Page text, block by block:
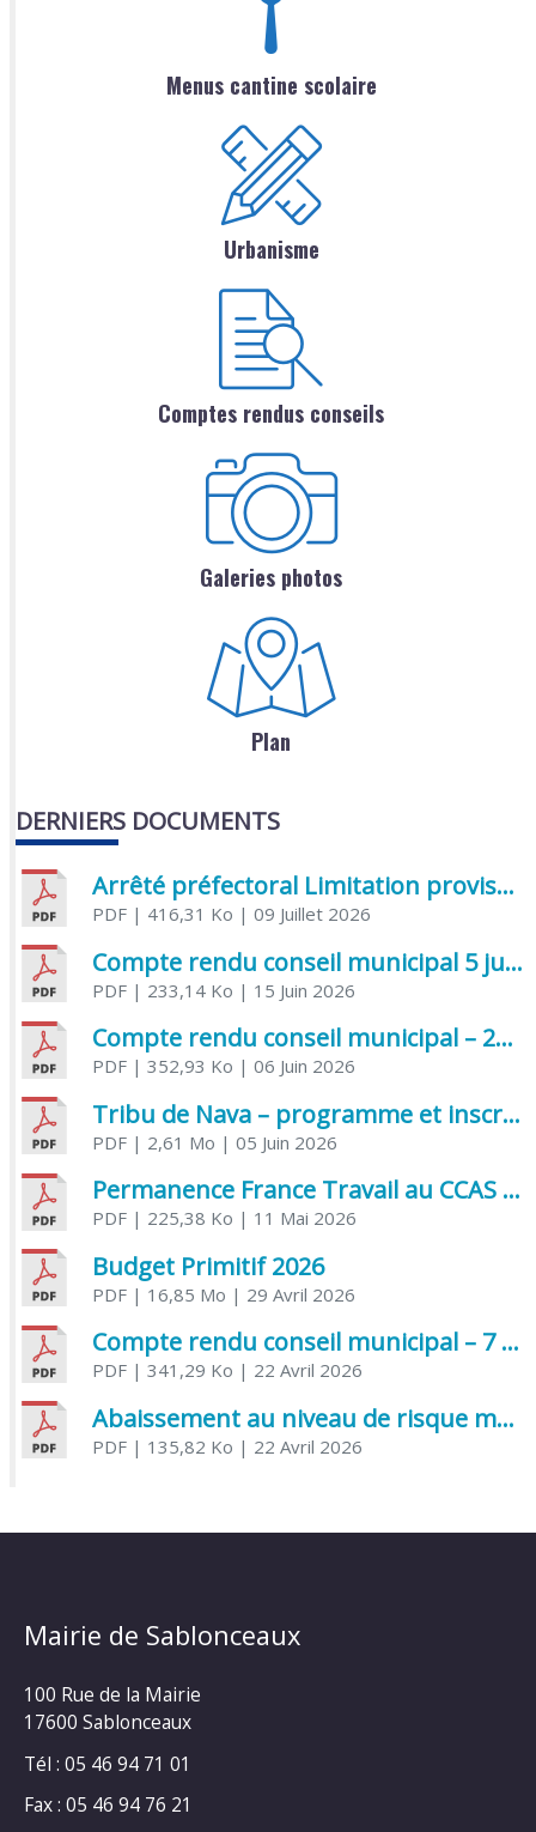
Menus cantine scolaire
Urbanisme
Comptes rendus conseils
Galeries photos
Plan
DERNIERS DOCUMENTS
Arrêté préfectoral Limitation provisoire des usages de l’eau
PDF| 416,31 Ko | 09 Juillet 2026
Compte rendu conseil municipal 5 juin 2026 sénatoriale
PDF| 233,14 Ko | 15 Juin 2026
Compte rendu conseil municipal – 21 avril 2026
PDF| 352,93 Ko | 06 Juin 2026
Tribu de Nava – programme et inscriptions été 2026
PDF| 2,61 Mo | 05 Juin 2026
Permanence France Travail au CCAS de Saujon Juin 2026
PDF| 225,38 Ko | 11 Mai 2026
Budget Primitif 2026
PDF| 16,85 Mo | 29 Avril 2026
Compte rendu conseil municipal – 7 avril 2026
PDF| 341,29 Ko | 22 Avril 2026
Abaissement au niveau de risque modéré de l’Influenza aviaire
PDF| 135,82 Ko | 22 Avril 2026
Mairie de Sablonceaux
100 Rue de la Mairie
17600 Sablonceaux
Tél : 05 46 94 71 01
Fax : 05 46 94 76 21